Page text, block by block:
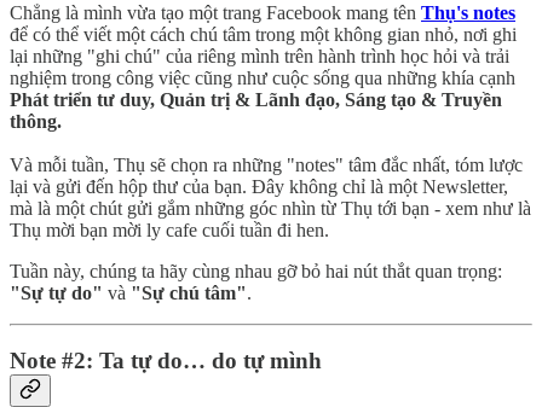
Chẳng là mình vừa tạo một trang Facebook mang tên Thụ's notes
để có thể viết một cách chú tâm trong một không gian nhỏ, nơi ghi
lại những "ghi chú" của riêng mình trên hành trình học hỏi và trải
nghiệm trong công việc cũng như cuộc sống qua những khía cạnh
Phát triển tư duy, Quản trị & Lãnh đạo, Sáng tạo & Truyền
thông.
Và mỗi tuần, Thụ sẽ chọn ra những "notes" tâm đắc nhất, tóm lược
lại và gửi đến hộp thư của bạn. Đây không chỉ là một Newsletter,
mà là một chút gửi gắm những góc nhìn từ Thụ tới bạn - xem như là
Thụ mời bạn mời ly cafe cuối tuần đi hen.
Tuần này, chúng ta hãy cùng nhau gỡ bỏ hai nút thắt quan trọng:
"Sự tự do" và "Sự chú tâm".
Note #2: Ta tự do… do tự mình